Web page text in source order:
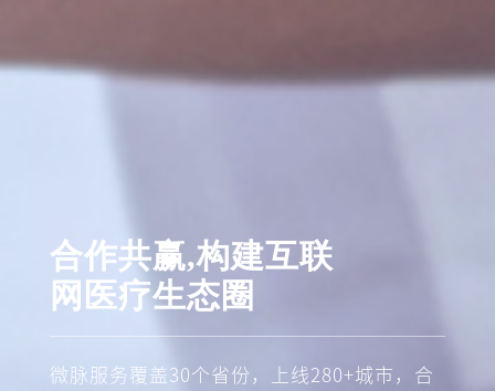
合作共赢,构建互联
网医疗生态圈
微脉服务覆盖30个省份，上线280+城市，合